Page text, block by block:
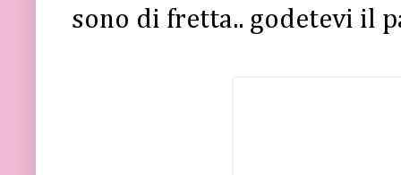
sono di fretta.. godetevi il